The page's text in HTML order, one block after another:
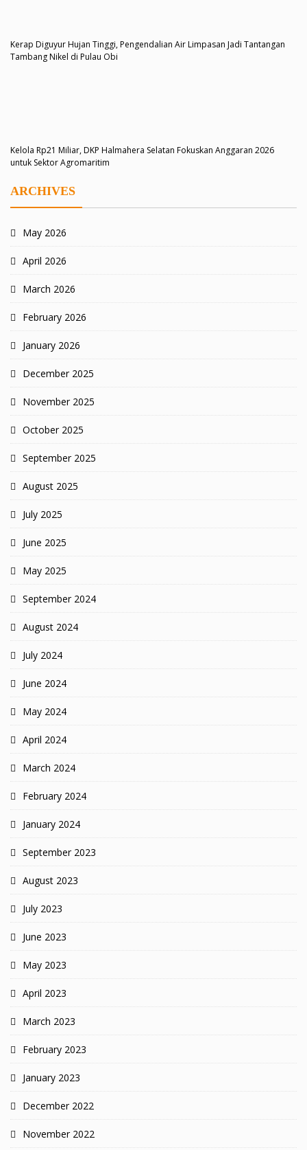
Kerap Diguyur Hujan Tinggi, Pengendalian Air Limpasan Jadi Tantangan
Tambang Nikel di Pulau Obi
Kelola Rp21 Miliar, DKP Halmahera Selatan Fokuskan Anggaran 2026
untuk Sektor Agromaritim
ARCHIVES
May 2026
April 2026
March 2026
February 2026
January 2026
December 2025
November 2025
October 2025
September 2025
August 2025
July 2025
June 2025
May 2025
September 2024
August 2024
July 2024
June 2024
May 2024
April 2024
March 2024
February 2024
January 2024
September 2023
August 2023
July 2023
June 2023
May 2023
April 2023
March 2023
February 2023
January 2023
December 2022
November 2022